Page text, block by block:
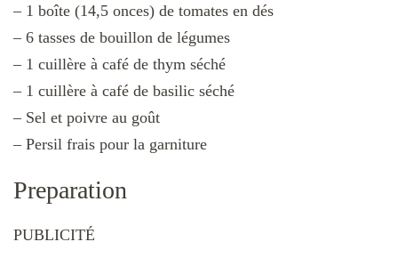
– 1 boîte (14,5 onces) de tomates en dés
– 6 tasses de bouillon de légumes
– 1 cuillère à café de thym séché
– 1 cuillère à café de basilic séché
– Sel et poivre au goût
– Persil frais pour la garniture
Preparation
PUBLICITÉ